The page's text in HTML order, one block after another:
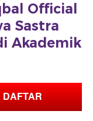
Official
Sastra
Akademik
DAFTAR